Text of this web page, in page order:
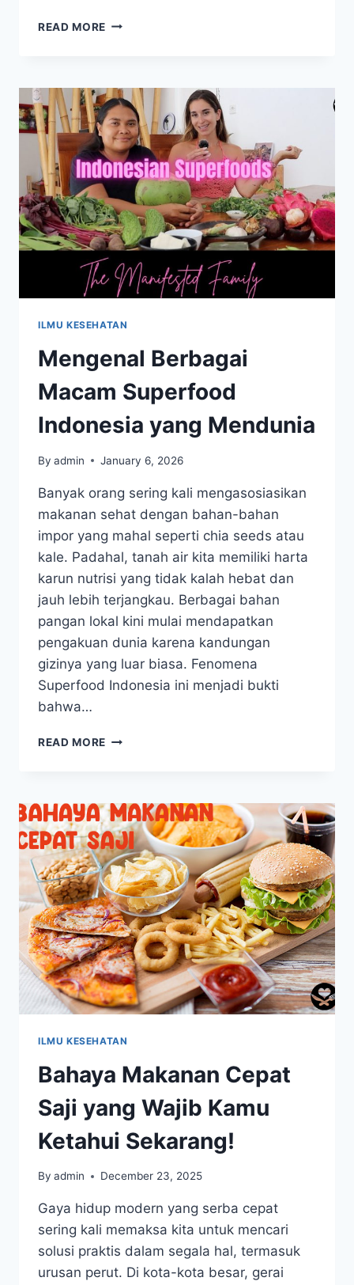
READ MORE MINUMAN
KESEHATAN
DENGAN
RAMUAN
NENEK
MOYANG
ILMU KESEHATAN
Mengenal Berbagai
Macam Superfood
Indonesia yang Mendunia
By admin January 6, 2026
Banyak orang sering kali mengasosiasikan
makanan sehat dengan bahan-bahan
impor yang mahal seperti chia seeds atau
kale. Padahal, tanah air kita memiliki harta
karun nutrisi yang tidak kalah hebat dan
jauh lebih terjangkau. Berbagai bahan
pangan lokal kini mulai mendapatkan
pengakuan dunia karena kandungan
gizinya yang luar biasa. Fenomena
Superfood Indonesia ini menjadi bukti
bahwa…
READ MORE MENGENAL
INDONESIA
YANG
MENDUNIA
ILMU KESEHATAN
Bahaya Makanan Cepat
Saji yang Wajib Kamu
Ketahui Sekarang!
By admin December 23, 2025
Gaya hidup modern yang serba cepat
sering kali memaksa kita untuk mencari
solusi praktis dalam segala hal, termasuk
urusan perut. Di kota-kota besar, gerai